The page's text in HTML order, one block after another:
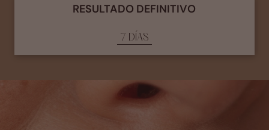
RESULTADO DEFINITIVO
7 DÍAS